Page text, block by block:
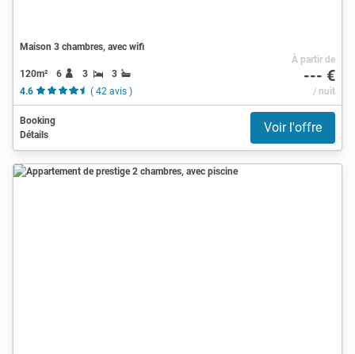
Maison 3 chambres, avec wifi
120m² 6 3
3
4.6
( 42 avis )
À partir de
--- €
/ nuit
Booking
Détails
Voir l'offre